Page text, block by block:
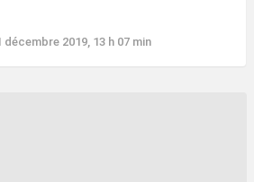
décembre 2019, 13 h 07 min